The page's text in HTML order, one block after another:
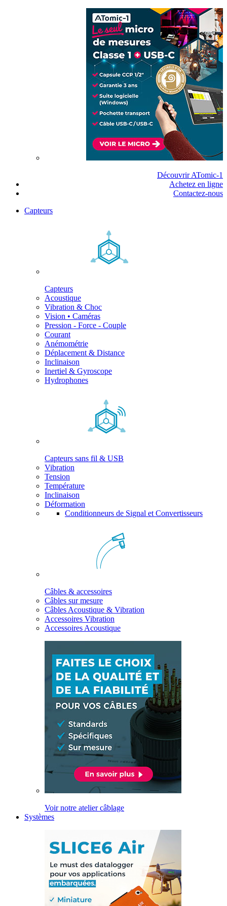
Découvrir ATomic-1
Achetez en ligne
Contactez-nous
Capteurs
Capteurs
Acoustique
Vibration & Choc
Vision • Caméras
Pression - Force - Couple
Courant
Anémométrie
Déplacement & Distance
Inclinaison
Inertiel & Gyroscope
Hydrophones
Capteurs sans fil & USB
Vibration
Tension
Température
Inclinaison
Déformation
Conditionneurs de Signal et Convertisseurs
Câbles & accessoires
Câbles sur mesure
Câbles Acoustique & Vibration
Accessoires Vibration
Accessoires Acoustique
Voir notre atelier câblage
Systèmes